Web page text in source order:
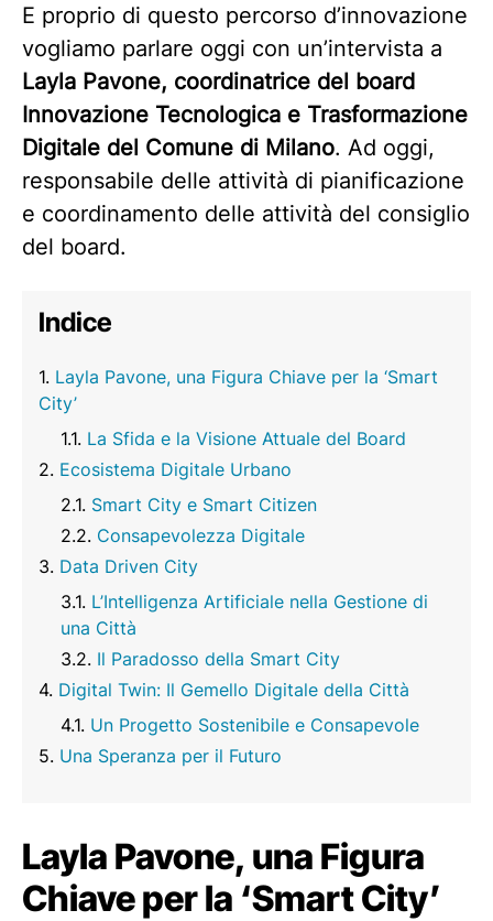
E proprio di questo percorso d’innovazione
vogliamo parlare oggi con un’intervista a
Layla Pavone, coordinatrice del board
Innovazione Tecnologica e Trasformazione
Digitale del Comune di Milano. Ad oggi,
responsabile delle attività di pianificazione
e coordinamento delle attività del consiglio
del board.
Indice
Layla Pavone, una Figura Chiave per la ‘Smart
City’
La Sfida e la Visione Attuale del Board
Ecosistema Digitale Urbano
Smart City e Smart Citizen
Consapevolezza Digitale
Data Driven City
L’Intelligenza Artificiale nella Gestione di
una Città
Il Paradosso della Smart City
Digital Twin: Il Gemello Digitale della Città
Un Progetto Sostenibile e Consapevole
Una Speranza per il Futuro
Layla Pavone, una Figura
Chiave per la ‘Smart City’